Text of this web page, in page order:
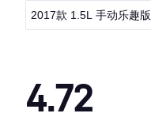
2017款 1.5L 手动乐趣版
4.72